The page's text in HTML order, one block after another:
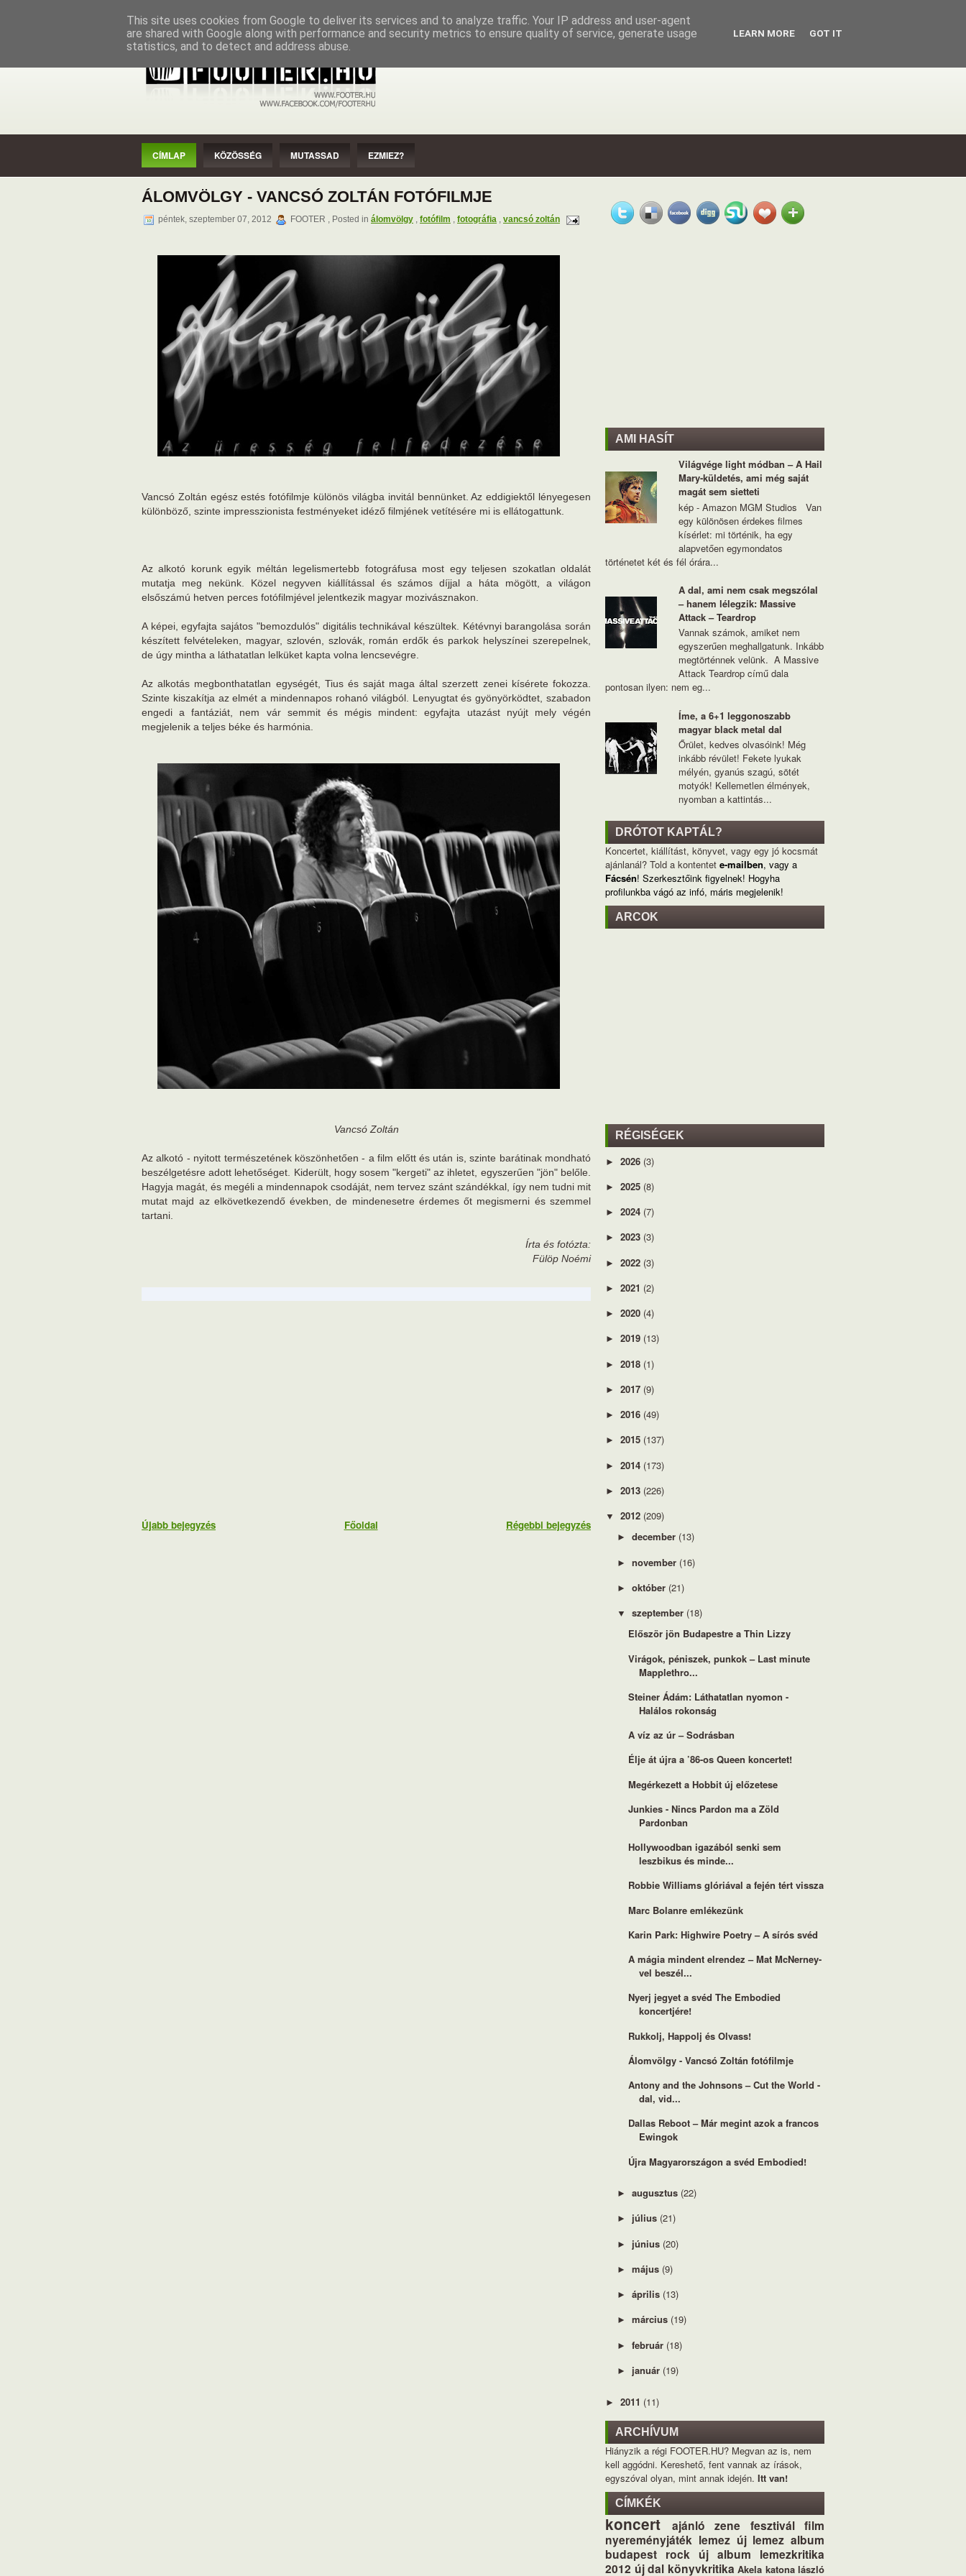
CÍMLAP KÖZÖSSÉG MUTASSAD EZMIEZ? IMPRESSZUM SZERZŐI JOGOK
CÍMLAP KÖZÖSSÉG MUTASSAD EZMIEZ?
ÁLOMVÖLGY - VANCSÓ ZOLTÁN FOTÓFILMJE
péntek, szeptember 07, 2012 FOOTER , Posted in álomvölgy , fotófilm , fotográfia , vancsó zoltán
Vancsó Zoltán egész estés fotófilmje különös világba invitál bennünket. Az eddigiektől lényegesen
különböző, szinte impresszionista festményeket idéző filmjének vetítésére mi is ellátogattunk.
Az alkotó korunk egyik méltán legelismertebb fotográfusa most egy teljesen szokatlan oldalát
mutatja meg nekünk. Közel negyven kiállítással és számos díjjal a háta mögött, a világon
elsőszámú hetven perces fotófilmjével jelentkezik magyar mozivásznakon.
A képei, egyfajta sajátos "bemozdulós" digitális technikával készültek. Kétévnyi barangolása során
készített felvételeken, magyar, szlovén, szlovák, román erdők és parkok helyszínei szerepelnek,
de úgy mintha a láthatatlan lelküket kapta volna lencsevégre.
Az alkotás megbonthatatlan egységét, Tius és saját maga által szerzett zenei kísérete fokozza.
Szinte kiszakítja az elmét a mindennapos rohanó világból. Lenyugtat és gyönyörködtet, szabadon
engedi a fantáziát, nem vár semmit és mégis mindent: egyfajta utazást nyújt mely végén
megjelenik a teljes béke és harmónia.
Vancsó Zoltán
Az alkotó - nyitott természetének köszönhetően - a film előtt és után is, szinte barátinak mondható
beszélgetésre adott lehetőséget. Kiderült, hogy sosem "kergeti" az ihletet, egyszerűen "jön" belőle.
Hagyja magát, és megéli a mindennapok csodáját, nem tervez szánt szándékkal, így nem tudni mit
mutat majd az elkövetkezendő években, de mindenesetre érdemes őt megismerni és szemmel
tartani.
Írta és fotózta:
Fülöp Noémi
Újabb bejegyzés Régebbi bejegyzés
Főoldal
AMI HASÍT
Világvége light módban – A Hail
Mary-küldetés, ami még saját
magát sem sietteti
kép - Amazon MGM Studios Van
egy különösen érdekes filmes
kísérlet: mi történik, ha egy
alapvetően egymondatos
történetet két és fél órára...
A dal, ami nem csak megszólal
– hanem lélegzik: Massive
Attack – Teardrop
Vannak számok, amiket nem
egyszerűen meghallgatunk. Inkább
megtörténnek velünk. A Massive
Attack Teardrop című dala
pontosan ilyen: nem eg...
Íme, a 6+1 leggonoszabb
magyar black metal dal
Őrület, kedves olvasóink! Még
inkább révület! Fekete lyukak
mélyén, gyanús szagú, sötét
motyók! Kellemetlen élmények,
nyomban a kattintás...
DRÓTOT KAPTÁL?
Koncertet, kiállítást, könyvet, vagy egy jó kocsmát
ajánlanál? Told a kontentet e-mailben, vagy a
Fácsén! Szerkesztőink figyelnek! Hogyha
profilunkba vágó az infó, máris megjelenik!
ARCOK
RÉGISÉGEK
► 2026 (3)
► 2025 (8)
► 2024 (7)
► 2023 (3)
► 2022 (3)
► 2021 (2)
► 2020 (4)
► 2019 (13)
► 2018 (1)
► 2017 (9)
► 2016 (49)
► 2015 (137)
► 2014 (173)
► 2013 (226)
▼ 2012 (209)
► december (13)
► november (16)
► október (21)
▼ szeptember (18)
Először jön Budapestre a Thin Lizzy
Virágok, péniszek, punkok – Last minute
Mapplethro...
Steiner Ádám: Láthatatlan nyomon -
Halálos rokonság
A víz az úr – Sodrásban
Élje át újra a ’86-os Queen koncertet!
Megérkezett a Hobbit új előzetese
Junkies - Nincs Pardon ma a Zöld
Pardonban
Hollywoodban igazából senki sem
leszbikus és minde...
Robbie Williams glóriával a fején tért vissza
Marc Bolanre emlékezünk
Karin Park: Highwire Poetry – A sírós svéd
A mágia mindent elrendez – Mat McNerney-
vel beszél...
Nyerj jegyet a svéd The Embodied
koncertjére!
Rukkolj, Happolj és Olvass!
Álomvölgy - Vancsó Zoltán fotófilmje
Antony and the Johnsons – Cut the World -
dal, vid...
Dallas Reboot – Már megint azok a francos
Ewingok
Újra Magyarországon a svéd Embodied!
► augusztus (22)
► július (21)
► június (20)
► május (9)
► április (13)
► március (19)
► február (18)
► január (19)
► 2011 (11)
ARCHÍVUM
Hiányzik a régi FOOTER.HU? Megvan az is, nem
kell aggódni. Kereshető, fent vannak az írások,
egyszóval olyan, mint annak idején. Itt van!
CÍMKÉK
koncert ajánló zene fesztivál film
nyereményjáték lemez új lemez album
budapest rock új album
lemezkritika
2012 új dal könyvkritika Akela katona lászló
This site uses cookies from Google to deliver its services and to analyze traffic. Your IP address and user-agent
are shared with Google along with performance and security metrics to ensure quality of service, generate usage
statistics, and to detect and address abuse.
LEARN MORE GOT IT